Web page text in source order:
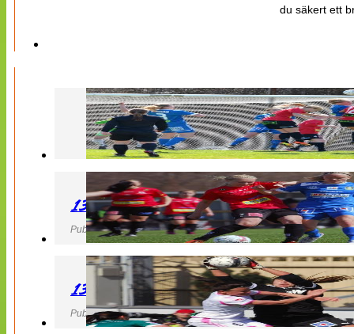
du säkert ett
130427 LB 07 – QBIK
Publicerad 27 April 2013, 22:40
130427 IF Limhamn Bunkeflo – QBIK
Publicerad 27 April 2013, 21:10